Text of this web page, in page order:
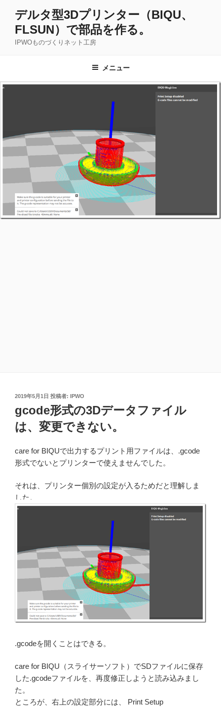
キ
デルタ型3Dプリンター（BIQU、
FLSUN）で部品を作る。
IPWOものづくりネット工房
メニュー
投
日:
2019年5月1日 投稿者: IPWO
gcode形式の3Dデータファイル
は、変更できない。
care for BIQUで出力するプリント用ファイルは、.gcode
形式でないとプリンターで使えませんでした。
それは、プリンター個別の設定が入るためだと理解しま
した。
.gcodeを開くことはできる。
care for BIQU（スライサーソフト）でSDファイルに保存
した.gcodeファイルを、再度修正しようと読み込みまし
た。
ところが、右上の設定部分には、 Print Setup